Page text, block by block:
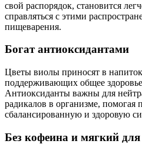
свой распорядок, становится
справляться с этими
пищеварения.
Богат антиоксидантами
Цветы виолы приносят в
поддерживающих общее
Антиоксиданты важны для
радикалов в организме, помогая
сбалансированную и здоровую
Без кофеина и мягкий